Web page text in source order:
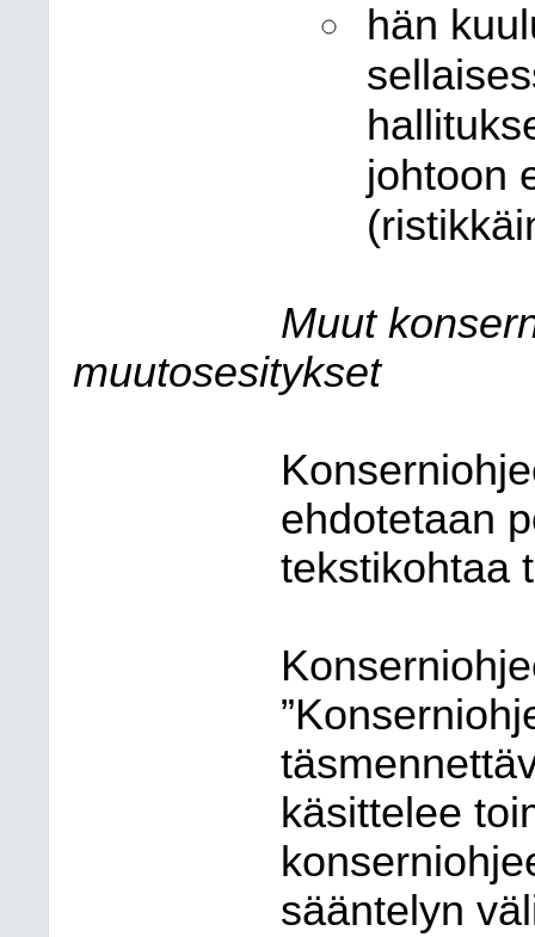
hän
johtoon
Muut
muutosesitykset
ehdotetaan
tekstikohtaa
käsittelee
sääntelyn